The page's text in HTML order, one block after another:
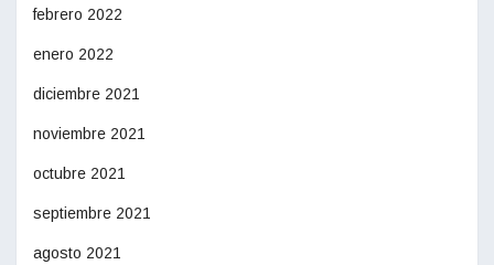
febrero 2022
enero 2022
diciembre 2021
noviembre 2021
octubre 2021
septiembre 2021
agosto 2021